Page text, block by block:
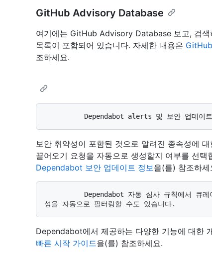
GitHub Advisory Database
여기에는 GitHub Advisory Database 보고, 검
목록이 포함되어 있습니다. 자세한 내용은
조하세요.
보안 취약성이 포함된 것으로 알려진 종속성에
끌어오기 요청을 자동으로 생성할지 여부를 선택
Dependabot 보안 업데이트 정보을(를) 참조하세
Dependabot에서 제공하는 다양한 기능에 대한
빠른 시작 가이드을(를) 참조하세요.